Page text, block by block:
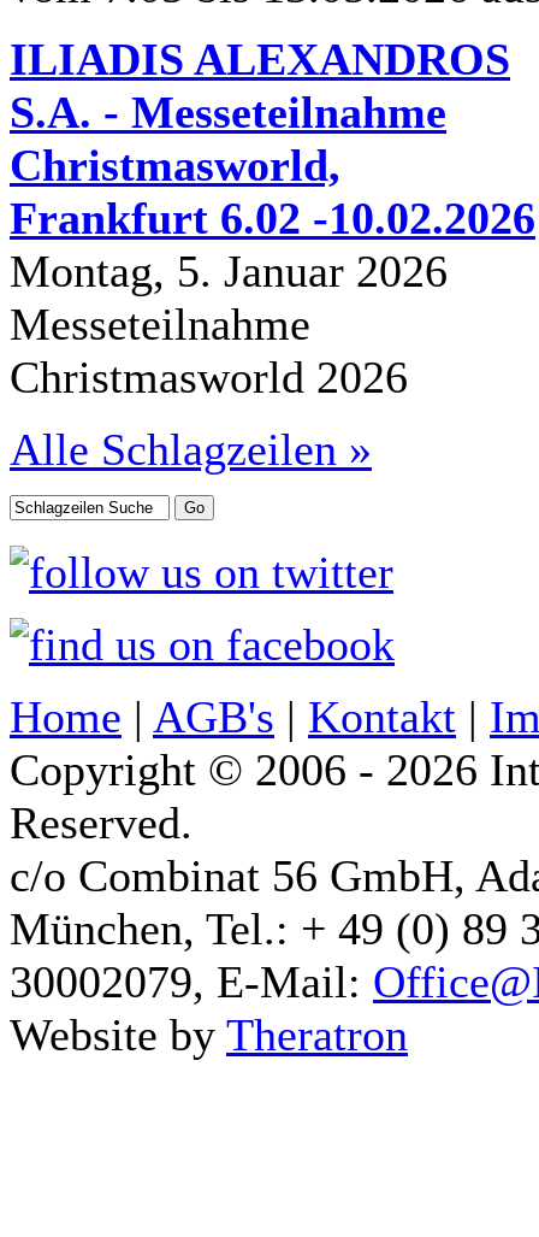
ILIADIS ALEXANDROS
S.A. - Messeteilnahme
Christmasworld,
Frankfurt 6.02 -10.02.2026
Montag, 5. Januar 2026
Messeteilnahme
Christmasworld 2026
Alle Schlagzeilen »
Home | AGB's | Kontakt |
Copyright © 2006 - 2026
Reserved.
c/o Combinat 56 GmbH,
München, Tel.: + 49 (0) 89
30002079, E-Mail:
Website by Theratron